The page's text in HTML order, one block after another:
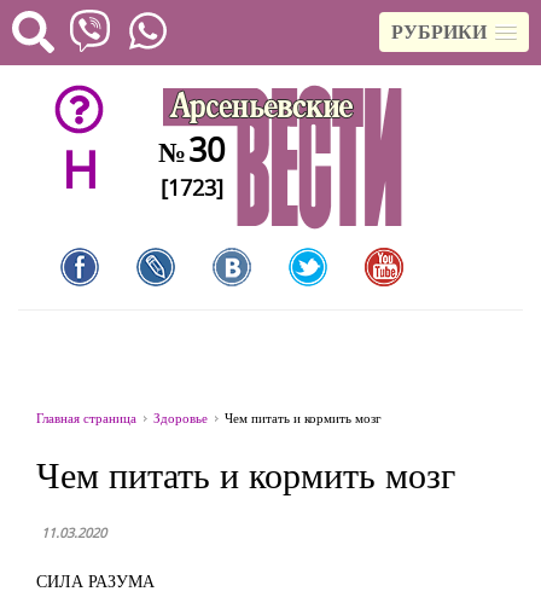
РУБРИКИ
H №30
[1723]
Главная страница Здоровье Чем питать и кормить мозг
Чем питать и кормить мозг
11.03.2020
СИЛА РАЗУМА